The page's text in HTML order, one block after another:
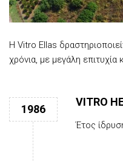
Η Vitro Ellas
χρόνια, με μεγάλη επιτυχία
1986
VITRO
Έτος